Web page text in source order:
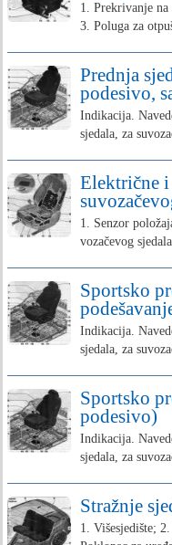
1. Prekrivanje na
3. Poluga za
Prednja
podesivo,
Indikacija.
sjedala, za
Električne
1. Senzor
vozačevog
Sportsko
Indikacija.
sjedala, za
Sportsko
podesivo)
Indikacija.
sjedala, za
Stražnje
1. Višesjedište;